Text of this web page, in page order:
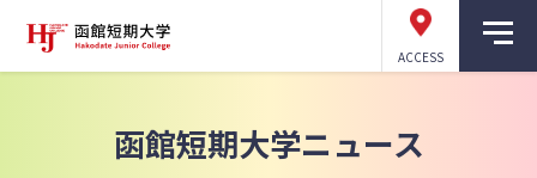
ACCESS
函館短期大学ニュース